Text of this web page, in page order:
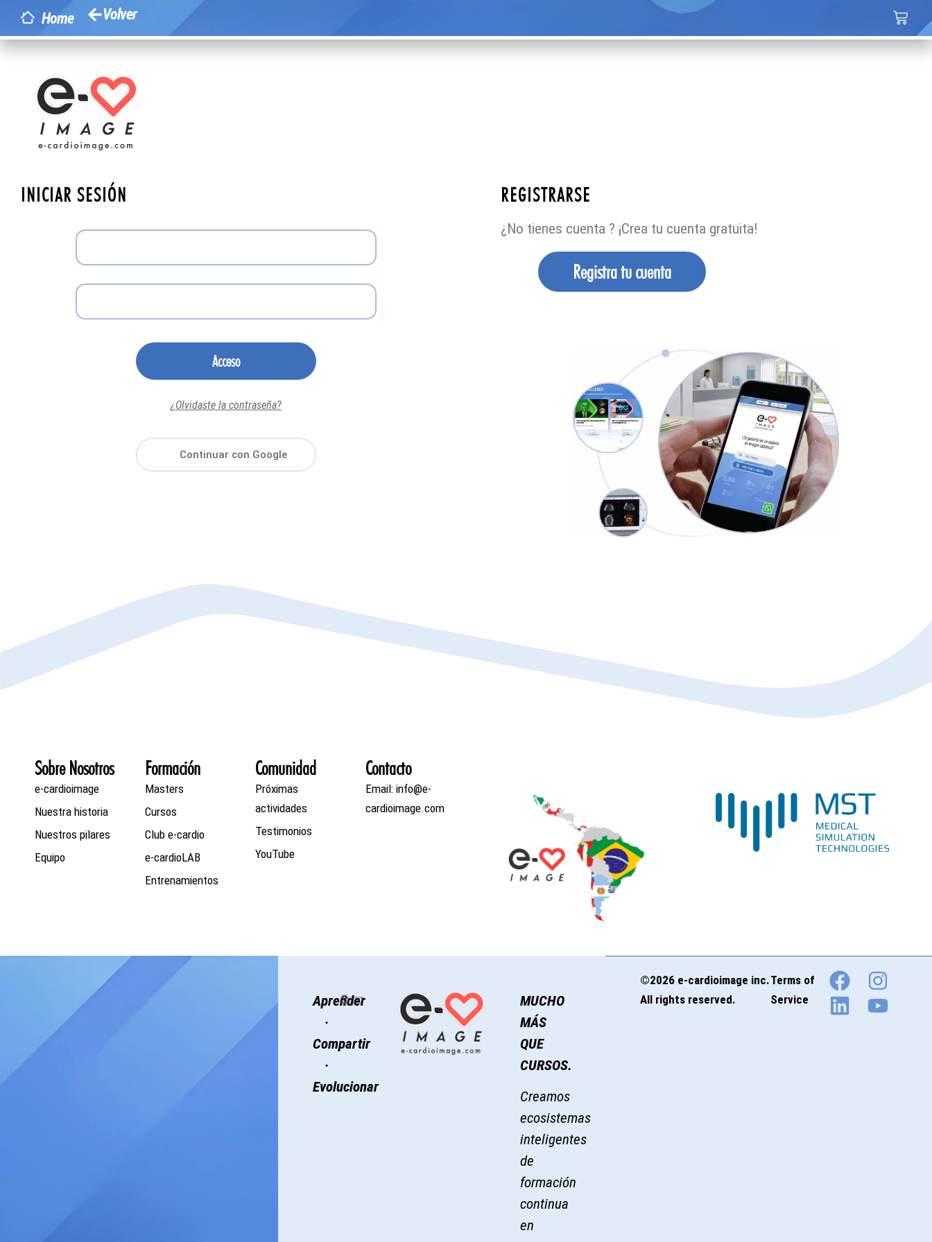
Home Volver
INICIAR SESIÓN
Acceso
¿Olvidaste la contraseña?
REGISTRARSE
¿No tienes cuenta ? ¡Crea tu cuenta gratuita!
Registra tu cuenta
Sobre Nosotros
e-cardioimage
Nuestra historia
Nuestros pilares
Equipo
Formación
Masters
Cursos
Club e-cardio
e-cardioLAB
Entrenamientos
Comunidad
Próximas
actividades
Testimonios
YouTube
Contacto
Email: info@e-
cardioimage.com
Aprender
·
Compartir
·
Evolucionar
MUCHO
MÁS
QUE
CURSOS.
Creamos
ecosistemas
inteligentes
de
formación
continua
en
©2026 e-cardioimage inc.
All rights reserved.
Terms of
Service